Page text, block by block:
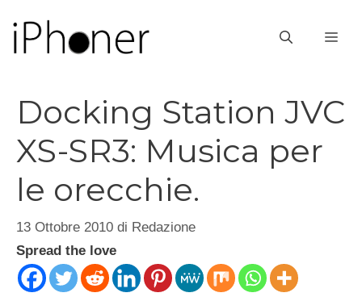
contenuto
Docking Station JVC
XS-SR3: Musica per
le orecchie.
13 Ottobre 2010 di Redazione
Spread the love